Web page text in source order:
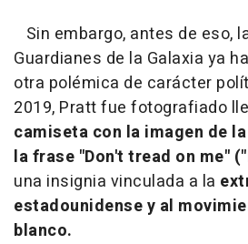
Sin embargo, antes de eso,
Guardianes de la Galaxia ya
otra polémica de carácter
2019, Pratt fue fotografiado
camiseta con la imagen de
la frase "Don't tread on me"
una insignia vinculada a la
estadounidense y al
blanco.